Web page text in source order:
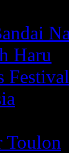
Haru
Festival
Toulon